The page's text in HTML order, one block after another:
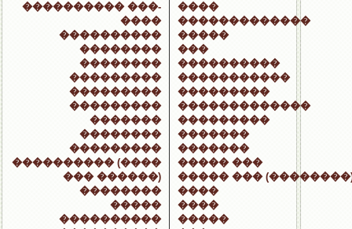
���������� ���-
����
����������
��������
��������
���������
���������
���������
�������
��������
���������
���������� (����
��� ������)
��������
�����
����������
����
�������������
�����
���
����������
�����������
���������
�������������
���������
�������
�������
����� ���
����� ���
����
����
�����